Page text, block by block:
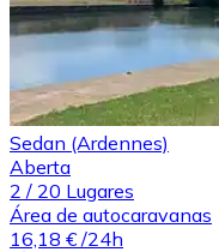
Sedan (Ardennes)
Aberta
2 / 20 Lugares
Área de autocaravanas
16,18 € /24h